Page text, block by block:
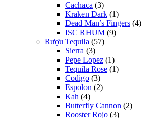
Cachaca (3)
Kraken Dark (1)
Dead Man’s Fingers (4)
ISC RHUM (9)
Rượu Tequila (57)
Sierra (3)
Pepe Lopez (1)
Tequila Rose (1)
Codigo (3)
Espolon (2)
Kah (4)
Butterfly Cannon (2)
Rooster Rojo (3)